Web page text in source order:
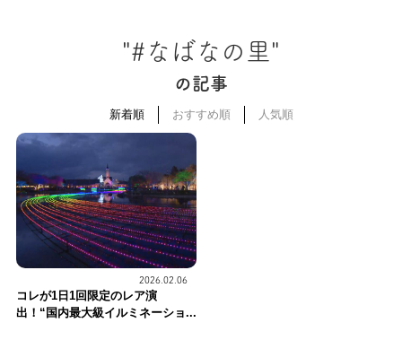
"#なばなの里"
の記事
新着順 おすすめ順 人気順
2026.02.06
コレが1日1回限定のレア演
出！“国内最大級イルミネーショ...